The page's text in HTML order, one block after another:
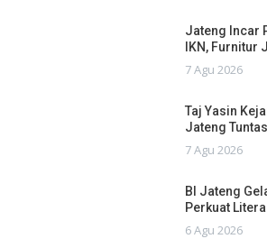
Jateng Incar
IKN,
7 Agu 2026
Taj Yasin
Jateng
7 Agu 2026
BI Jateng
Perkuat
6 Agu 2026